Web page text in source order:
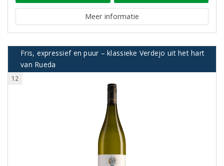
Meer informatie
Fris, expressief en puur – klassieke Verdejo uit het hart
van Rueda
12